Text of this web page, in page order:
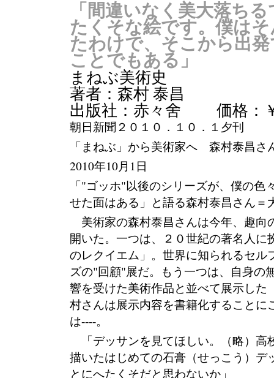
「間違いなく美大落ち
たくそな絵です。僕は
たわけで、そこから出
ことでもある」
まねぶ美術史
著者：森村 泰昌
出版社：赤々舍 価格：
朝日新聞２０１０．１０．１夕刊
「まねぶ」から美術家へ 森村泰昌さ
2010年10月1日
「"ゴッホ"以後のシリーズが、僕の色
せた面はある」と語る森村泰昌さん＝
美術家の森村泰昌さんは今年、趣向
開いた。一つは、２０世紀の著名人に
のレクイエム」。世界に知られるセル
ズの"回顧"展だ。もう一つは、自身の
響を受けた美術作品と並べて展示した
村さんは展示内容を書籍化することに
は----。
「デッサンを見てほしい。（略）高
描いたはじめての石膏（せっこう）デ
とにへたくそだと思わないか」